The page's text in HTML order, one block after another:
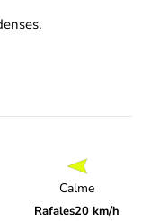
Calme
Rafales20 km/h